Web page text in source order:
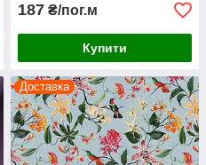
187 ₴/пог.м
Купити
Доставка